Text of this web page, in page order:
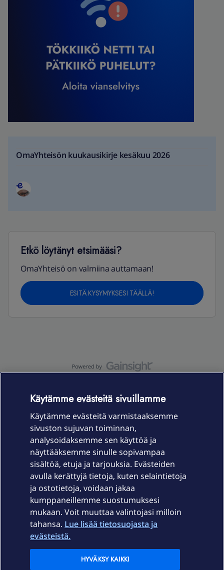
OmaYhteisön kuukausikirje kesäkuu 2026
Etkö löytänyt etsimääsi?
OmaYhteisö on valmiina auttamaan!
ESITÄ KYSYMYKSESI TÄÄLLÄ!
Laitteet & liittymät
Palvelut
Ajankohtaista
Elisa Oyj
Käytämme evästeitä sivuillamme
Käytämme evästeitä varmistaaksemme
sivuston sujuvan toiminnan,
analysoidaksemme sen käyttöä ja
näyttääksemme sinulle sopivampaa
sisältöä, etuja ja tarjouksia. Evästeiden
avulla kerättyjä tietoja, kuten selaintietoja
ja ostotietoja, voidaan jakaa
kumppaneillemme suostumuksesi
mukaan. Voit muuttaa valintojasi milloin
tahansa. Lue lisää tietosuojasta ja
evästeistä.
HYVÄKSY KAIKKI